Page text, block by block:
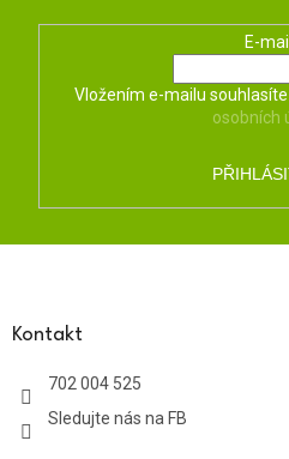
E-mail
Vložením e-mailu souhlasíte
osobních
Kontakt
702 004 525
Sledujte nás na FB